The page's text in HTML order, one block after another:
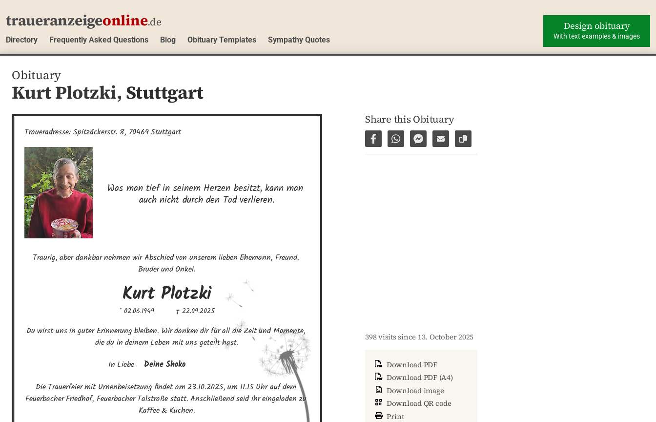
traueranzeigeonline.de
Directory Frequently Asked Questions Blog Obituary Templates Sympathy Quotes
Design obituary
With text examples & images
Obituary
Kurt Plotzki, Stuttgart
Traueradresse: Spitzäckerstr. 8, 70469 Stuttgart
Was man tief in seinem Herzen besitzt, kann man
auch nicht durch den Tod verlieren.
Traurig, aber dankbar nehmen wir Abschied von unserem lieben Ehemann, Freund,
Bruder und Onkel.
Kurt Plotzki
* 02.06.1949 † 22.09.2025
Du wirst uns in guter Erinnerung bleiben. Wir danken dir für all die Zeit und Momente,
die du in deinem Leben mit uns geteilt hast.
In Liebe
Deine Shoko
Die Trauerfeier mit Urnenbeisetzung findet am 23.10.2025, um 11.15 Uhr auf dem
Feuerbacher Friedhof, Feuerbacher Talstraße statt. Anschließend seid ihr eingeladen zu
Kaffee & Kuchen.
Share this Obituary
Share on Facebook
Share via WhatsApp
Share via Facebook Messenger
Share via E-Mail
Copy link to page
398 visits since 13. October 2025
Download PDF
Download PDF (A4)
Download image
Download QR code
Print